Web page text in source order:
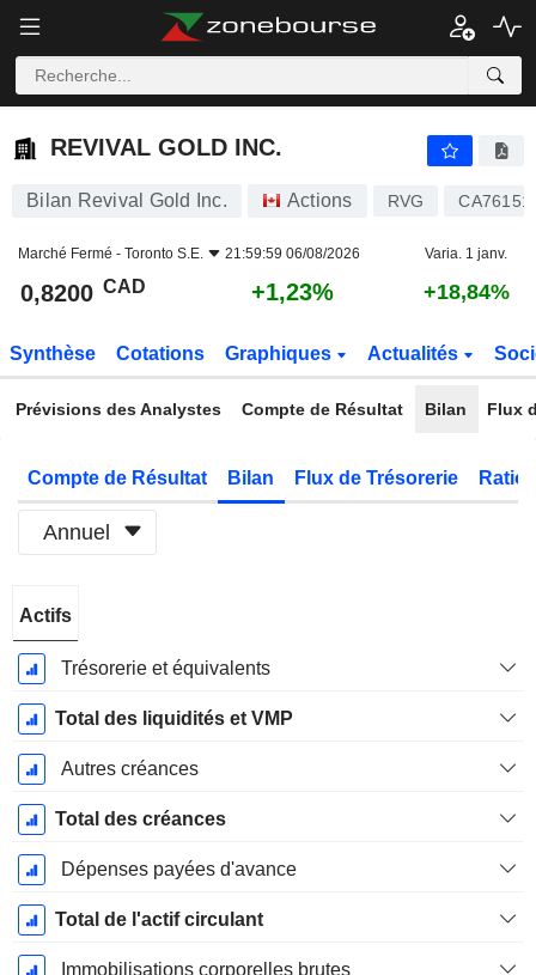
REVIVAL GOLD INC.
REVIVAL GOLD INC.
Bilan Revival Gold Inc. Actions RVG
Marché Fermé - Toronto S.E. 21:59:59 06/08/2026 Varia. 1 janv.
0,8200 CAD +1,23% +18,84%
Synthèse Cotations Graphiques Actualités
Prévisions des Analystes Compte de Résultat Bilan Flux
Compte de Résultat Bilan Flux de Trésorerie
Annuel
Fiscale:
Juin
Actifs
Trésorerie et équivalents
Total des liquidités et VMP
Autres créances
Total des créances
Dépenses payées d'avance
Total de l'actif circulant
Immobilisations corporelles brutes